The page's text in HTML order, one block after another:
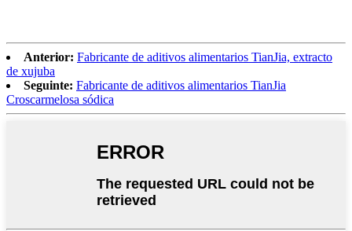
Anterior: Fabricante de aditivos alimentarios TianJia, extracto
de xujuba
Seguinte: Fabricante de aditivos alimentarios TianJia
Croscarmelosa sódica